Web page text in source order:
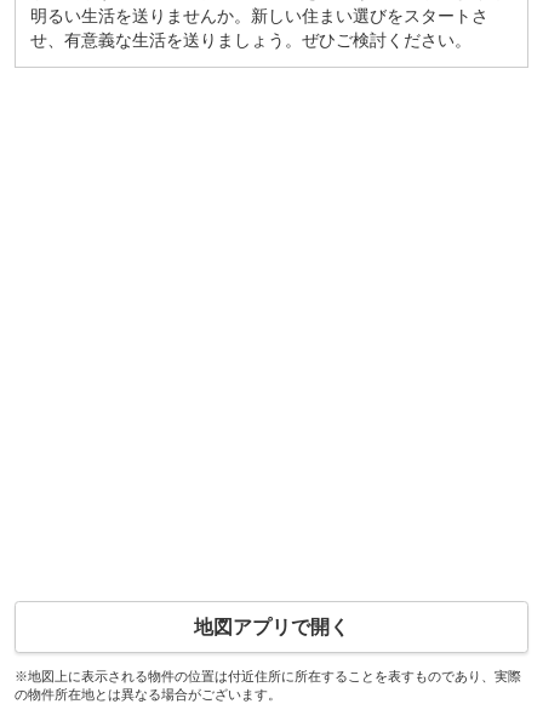
明るい生活を送りませんか。新しい住まい選びをスタートさ
せ、有意義な生活を送りましょう。ぜひご検討ください。
地図アプリで開く
※地図上に表示される物件の位置は付近住所に所在することを表すものであり、実際
の物件所在地とは異なる場合がございます。